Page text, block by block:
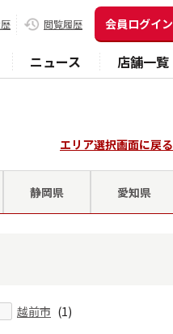
閲覧履歴 会員ログイン
ニュース 店舗一覧
エリア選択画面に戻る
静岡県 愛知県
越前市 (1)